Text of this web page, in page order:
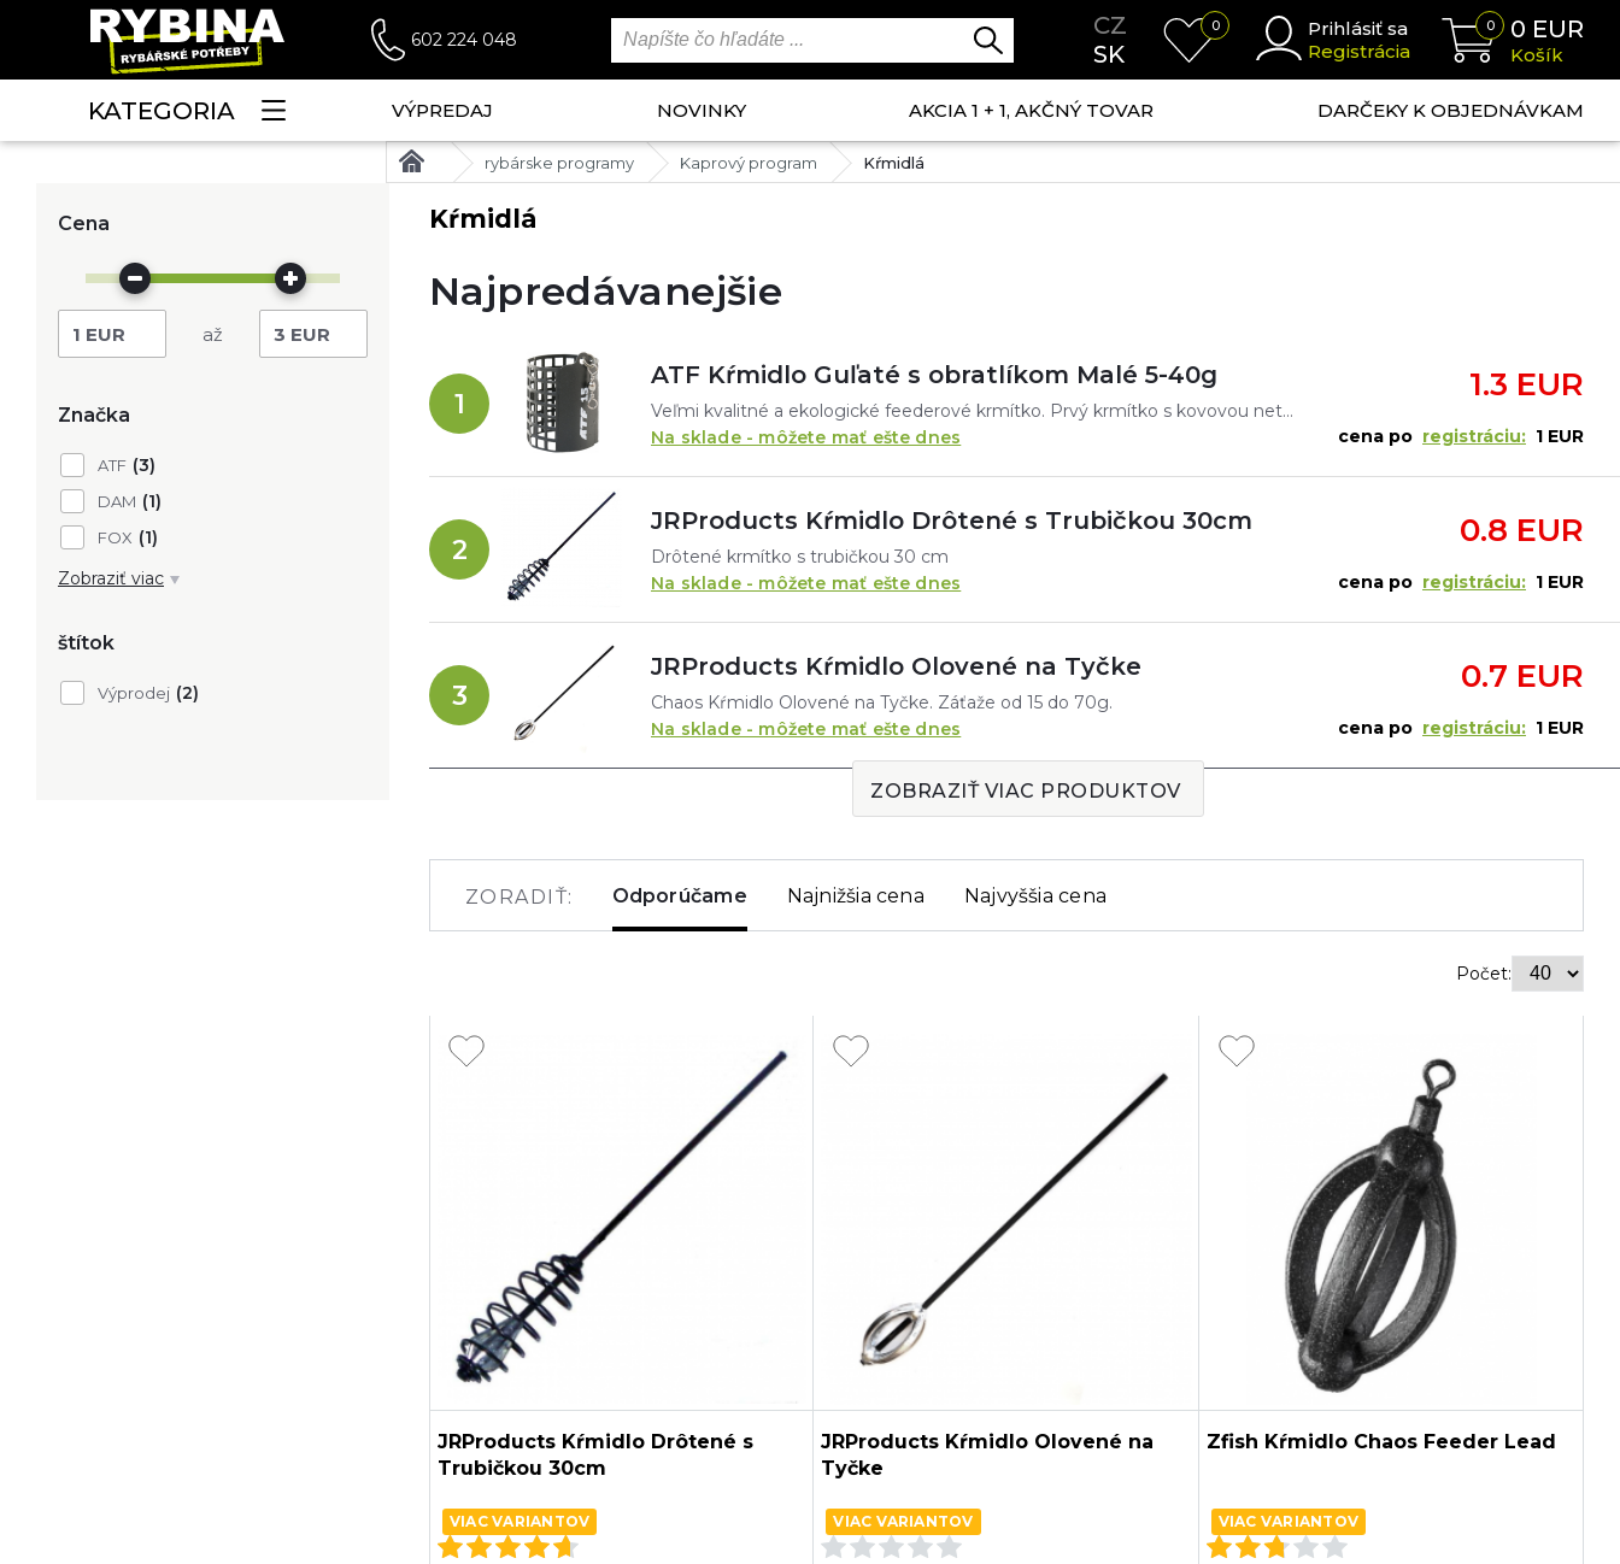
602 224 048
CZ
SK
0
Prihlásiť sa
Registrácia
0 0 EUR
Košík
KATEGORIA VÝPREDAJ NOVINKY AKCIA 1 + 1, AKČNÝ TOVAR DARČEKY K OBJEDNÁVKAM
rybárske programy Kaprový program Kŕmidlá
Cena
1 EUR 3 EUR
Značka
ATF (3)
DAM (1)
FOX (1)
Zobraziť viac
štítok
Výprodej (2)
Kŕmidlá
Najpredávanejšie
1
ATF Kŕmidlo Guľaté s obratlíkom Malé 5-40g
Veľmi kvalitné a ekologické feederové krmítko. Prvý krmítko s kovovou netoxickú záťažou.Rozmer: 34x30mm
Na sklade - môžete mať ešte dnes
1.3 EUR
cena po registráciu: 1 EUR
2
JRProducts Kŕmidlo Drôtené s Trubičkou 30cm
Drôtené krmítko s trubičkou 30 cm
Na sklade - môžete mať ešte dnes
0.8 EUR
cena po registráciu: 1 EUR
3
JRProducts Kŕmidlo Olovené na Tyčke
Chaos Kŕmidlo Olovené na Tyčke. Záťaže od 15 do 70g.
Na sklade - môžete mať ešte dnes
0.7 EUR
cena po registráciu: 1 EUR
ZOBRAZIŤ VIAC PRODUKTOV
ZORADIŤ: Odporúčame Najnižšia cena Najvyššia cena
Počet:
JRProducts Kŕmidlo Drôtené s
Trubičkou 30cm
VIAC VARIANTOV
JRProducts Kŕmidlo Olovené na
Tyčke
VIAC VARIANTOV
Zfish Kŕmidlo Chaos Feeder Lead
VIAC VARIANTOV